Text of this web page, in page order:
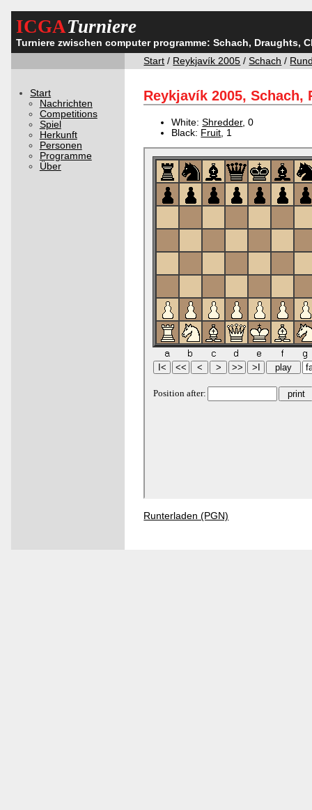
ICGATurniere
Turniere zwischen computer programme: Schach, Draughts,
Start / Reykjavík 2005 /Schach /
Start
Nachrichten
Competitions
Spiel
Herkunft
Personen
Programme
Über
Reykjavík 2005, Schach,
White:Shredder, 0
Black: Fruit , 1
Runterladen (PGN)